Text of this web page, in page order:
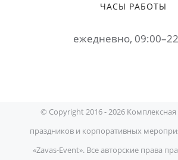
ЧАСЫ РАБОТЫ
ежедневно,
© Copyright 2016 -2026
праздников и корпоративных
«Zavas-Event». Все авторские права